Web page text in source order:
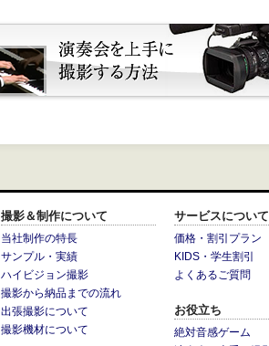
撮影＆制作について
当社制作の特長
サンプル・実績
ハイビジョン撮影
撮影から納品までの流れ
出張撮影について
撮影機材について
サービスについて
価格・割引プラン
KIDS・学生割引
よくあるご質問
お役立ち
絶対音感ゲーム